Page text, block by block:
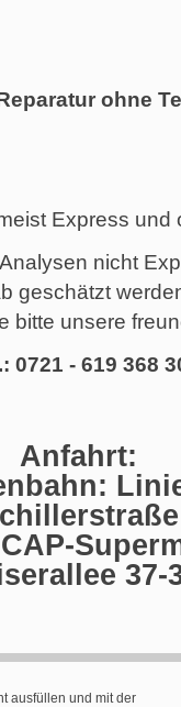
ohne
Express und
nicht
geschätzt
bitte unsere
0721 - 619 368
Anfahrt:
37-
ausfüllen und mit der